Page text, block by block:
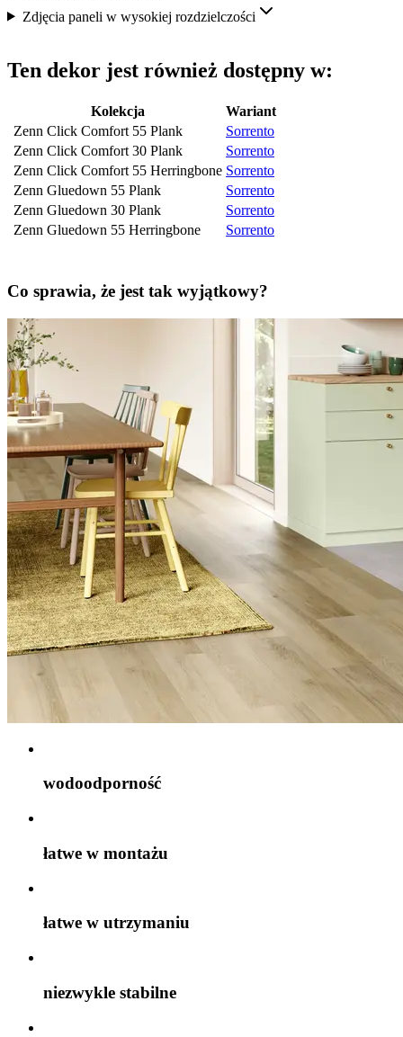
Zdjęcia paneli w wysokiej rozdzielczości
Ten dekor jest również dostępny w:
Kolekcja
Wariant
Zenn Click Comfort 55 Plank
Sorrento
Zenn Click Comfort 30 Plank
Sorrento
Zenn Click Comfort 55 Herringbone Sorrento
Zenn Gluedown 55 Plank
Sorrento
Zenn Gluedown 30 Plank
Sorrento
Zenn Gluedown 55 Herringbone
Sorrento
Co sprawia, że jest tak wyjątkowy?
wodoodporność
łatwe w montażu
łatwe w utrzymaniu
niezwykle stabilne